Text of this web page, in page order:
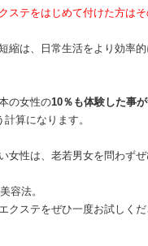
ステをはじめて付けた方は
縮は、日常生活をより効率
の女性の10％も体験した事
算になります。
女性は、老若男女を問わず
容法。
クステをぜひ一度お試しく